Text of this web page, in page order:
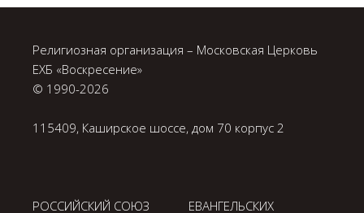
Религиозная организация – Московская Церковь
ЕХБ «Воскресение»
© 1990-2026
115409, Каширское шоссе, дом 70 корпус 2
РОССИЙСКИЙ СОЮЗ ЕВАНГЕЛЬСКИХ